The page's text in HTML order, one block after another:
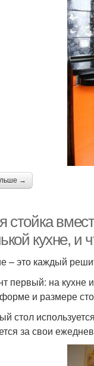
→
стойка
кухне, и
– это каждый
первый: на кухне
и размере
стол
за свои